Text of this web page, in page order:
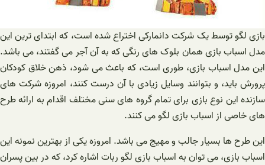
بازی لگو توسط یک شرکت دانمارکی اختراع شده است، که ابتدای ترین این
مدل اسباب بازی همان بلوک های رنگی که به آن آجر می گفتند، می باشد.
این مدل اسباب بازی، طوری است، که باعث می شود، ذهن خلاق کودکان
پرورش باید، و بتوانند وسایل زیادی با آن درست کنند، امروزه شرکت های
سازنده این نوع بازی برای تمام گروه های سنی مختلف اقدام به ارائه طرح
های خاصی از اسباب بازی لگو می کنند.
این طرح ها بسیار جالب و مهیج می باشد. امروزه یکی از بهترین نمونه این
اسباب بازی، می توان به اسباب بازی لگو ربات اشاره کرد، که در بین پسران